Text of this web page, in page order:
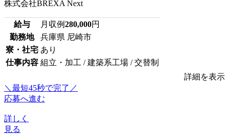
株式会社BREXA Next
給与 月収例280,000円
勤務地
兵庫県 尼崎市
寮・社宅 あり
仕事内容 組立・加工 / 建築系工場 / 交替制
詳細を表示
＼最短45秒で完了／
応募へ進む
詳しく
見る